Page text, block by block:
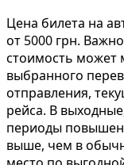
Цена билета на
от 5000 грн.
стоимость может
выбранного
отправления,
рейса. В
периоды
выше, чем в